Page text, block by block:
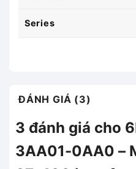
Series
ĐÁNH GIÁ (3)
3 đánh giá cho
3AA01-0AA0 –